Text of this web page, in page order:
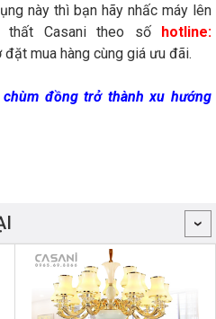
này thì bạn hãy nhấc máy lên
Casani theo số hotline:
mua hàng cùng giá ưu đãi.
đồng trở thành xu hướng